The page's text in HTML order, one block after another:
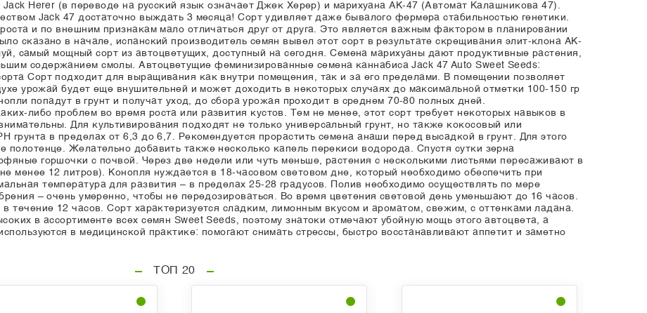
Herer (в переводе на русский язык означает Джек Херер) и марихуана AK-47 (Автомат Калашникова 47).
Jack 47 достаточно выждать 3 месяца! Сорт удивляет даже бывалого фермера стабильностью генетики.
и по внешним признакам мало отличаться друг от друга. Это является важным фактором в планировании
сказано в начале, испанский производитель семян вывел этот сорт в результате скрещивания элит-клона AK-
самый мощный сорт из автоцветущих, доступный на сегодня. Семена марихуаны дают продуктивные растения,
содержанием смолы. Автоцветущие феминизированные семена каннабиса Jack 47 Auto Sweet Seeds:
Сорт подходит для выращивания как внутри помещения, так и за его пределами. В помещении позволяет
урожай будет еще внушительней и может доходить в некоторых случаях до максимальной отметки 100-150 гр
попадут в грунт и получат уход, до сбора урожая проходит в среднем 70-80 полных дней.
либо проблем во время роста или развития кустов. Тем не менее, этот сорт требует некоторых навыков в
Для культивирования подходят не только универсальный грунт, но также кокосовый или
грунта в пределах от 6,3 до 6,7. Рекомендуется прорастить семена анаши перед высадкой в грунт. Для этого
полотенце. Желательно добавить также несколько капель перекиси водорода. Спустя сутки зерна
горшочки с почвой. Через две недели или чуть меньше, растения с несколькими листьями пересаживают в
менее 12 литров). Конопля нуждается в 18-часовом световом дне, который необходимо обеспечить при
температура для развития – в пределах 25-28 градусов. Полив необходимо осуществлять по мере
– очень умеренно, чтобы не передозироваться. Во время цветения световой день уменьшают до 16 часов.
течение 12 часов. Сорт характеризуется сладким, лимонным вкусом и ароматом, свежим, с оттенками ладана.
в ассортименте всех семян Sweet Seeds, поэтому знатоки отмечают убойную мощь этого автоцвета, а
в медицинской практике: помогают снимать стрессы, быстро восстанавливают аппетит и заметно
ТОП 20